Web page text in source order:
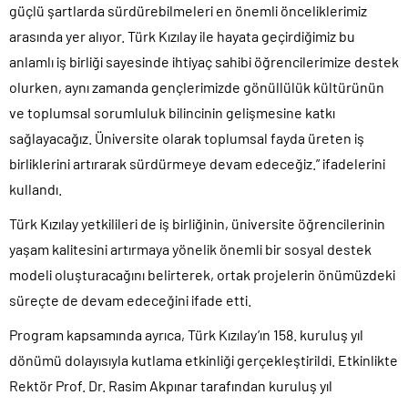
güçlü şartlarda sürdürebilmeleri en önemli önceliklerimiz
arasında yer alıyor. Türk Kızılay ile hayata geçirdiğimiz bu
anlamlı iş birliği sayesinde ihtiyaç sahibi öğrencilerimize destek
olurken, aynı zamanda gençlerimizde gönüllülük kültürünün
ve toplumsal sorumluluk bilincinin gelişmesine katkı
sağlayacağız. Üniversite olarak toplumsal fayda üreten iş
birliklerini artırarak sürdürmeye devam edeceğiz.” ifadelerini
kullandı.
Türk Kızılay yetkilileri de iş birliğinin, üniversite öğrencilerinin
yaşam kalitesini artırmaya yönelik önemli bir sosyal destek
modeli oluşturacağını belirterek, ortak projelerin önümüzdeki
süreçte de devam edeceğini ifade etti.
Program kapsamında ayrıca, Türk Kızılay’ın 158. kuruluş yıl
dönümü dolayısıyla kutlama etkinliği gerçekleştirildi. Etkinlikte
Rektör Prof. Dr. Rasim Akpınar tarafından kuruluş yıl